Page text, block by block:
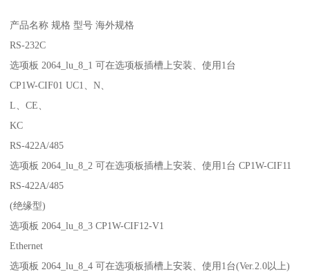
产品名称 规格 型号 海外规格
RS-232C
选项板 2064_lu_8_1 可在选项板插槽上安装、使用1台
CP1W-CIF01 UC1、N、
L、CE、
KC
RS-422A/485
选项板 2064_lu_8_2 可在选项板插槽上安装、使用1台 CP1W-CIF11
RS-422A/485
(绝缘型)
选项板 2064_lu_8_3 CP1W-CIF12-V1
Ethernet
选项板 2064_lu_8_4 可在选项板插槽上安装、使用1台(Ver.2.0以上)